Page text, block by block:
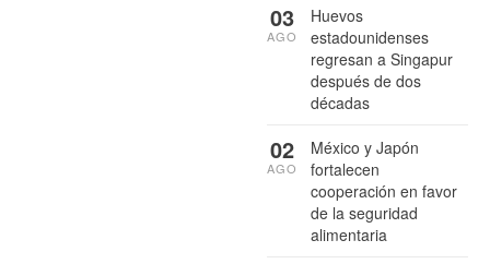
Huevos
estadounidenses
regresan a Singapur
después de dos
décadas
03
AGO
México y Japón
fortalecen
cooperación en favor
de la seguridad
alimentaria
02
AGO